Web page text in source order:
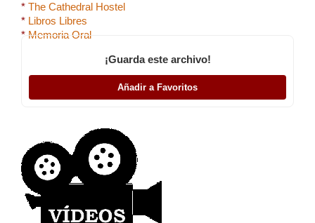
* The Cathedral Hostel
* Libros Libres
* Memoria Oral
¡Guarda este archivo!
Añadir a Favoritos